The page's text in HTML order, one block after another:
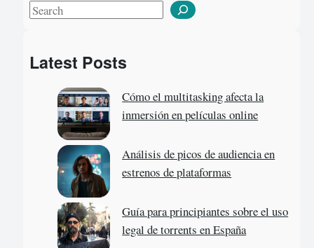
S
r
Latest Posts
Cómo el multitasking afecta la
inmersión en películas online
Análisis de picos de audiencia en
estrenos de plataformas
Guía para principiantes sobre el uso
legal de torrents en España